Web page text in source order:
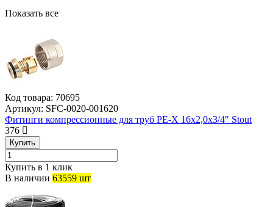
Показать все
Код товара: 70695
Артикул: SFC-0020-001620
Фитинги компрессионные для труб PE-X 16х2,0х3/4″ Stout
376
Купить
Купить в 1 клик
В наличии 63559 шт